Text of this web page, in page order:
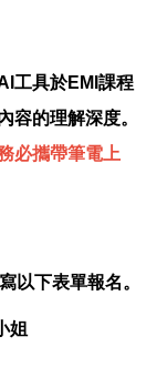
工具於EMI課程
容的理解深度。
必攜帶筆電上
以下表單報名。
姐